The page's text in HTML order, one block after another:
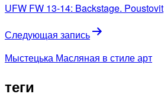
UFW FW 13-14: Backstage. Poustovit
Следующая запись
Мыстецька Масляная в стиле арт
теги